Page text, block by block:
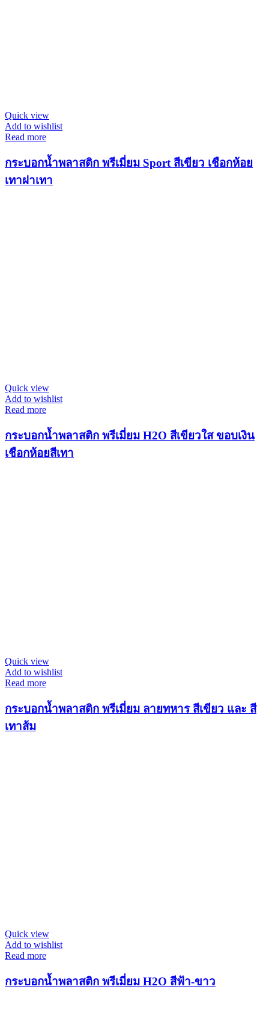
Quick view
Add to wishlist
Read more
กระบอกน้ำพลาสติก พรีเมี่ยม Sport สีเขียว เชือกห้อย
เทาฝาเทา
Quick view
Add to wishlist
Read more
กระบอกน้ำพลาสติก พรีเมี่ยม H2O สีเขียวใส ขอบเงิน
เชือกห้อยสีเทา
Quick view
Add to wishlist
Read more
กระบอกน้ำพลาสติก พรีเมี่ยม ลายทหาร สีเขียว และ สี
เทาส้ม
Quick view
Add to wishlist
Read more
กระบอกน้ำพลาสติก พรีเมี่ยม H2O สีฟ้า-ขาว